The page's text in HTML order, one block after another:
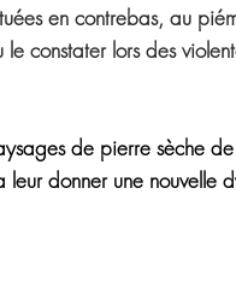
en contrebas, au
constater lors des
de pierre sèche
leur donner une nouvelle